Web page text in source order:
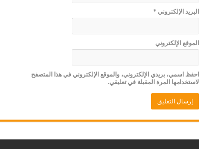
البريد الإلكتروني*
الموقع الإلكتروني
احفظ اسمي، بريدي الإلكتروني، والموقع الإلكتروني في هذا المتصفح
لاستخدامها المرة المقبلة في تعليقي.